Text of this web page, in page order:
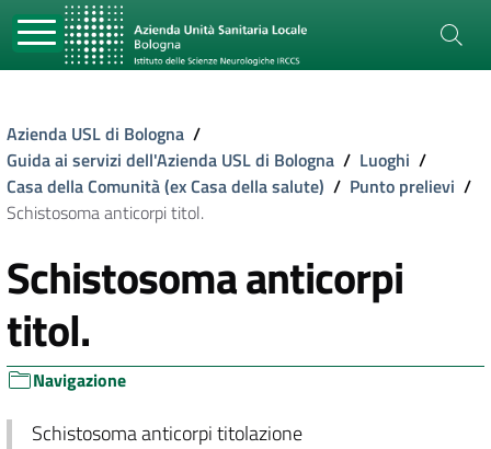
Azienda USL di Bologna /
Guida ai servizi dell'Azienda USL di Bologna / Luoghi /
Casa della Comunità (ex Casa della salute) / Punto prelievi /
Schistosoma anticorpi titol.
Schistosoma anticorpi
titol.
Navigazione
Schistosoma anticorpi titolazione